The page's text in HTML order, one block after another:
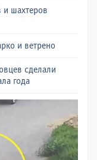
и шахтеров
и ветрено
сделали
года